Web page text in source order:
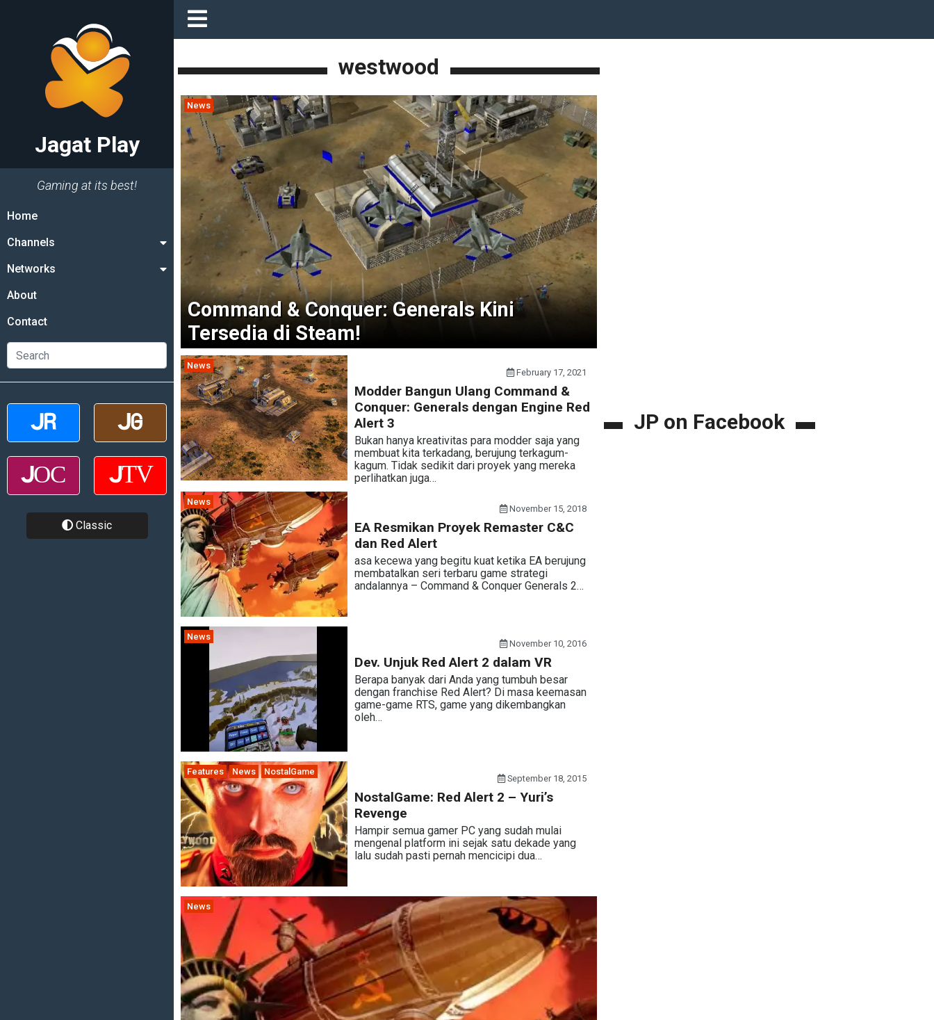
Jagat Play
Gaming at its best!
Home
Channels
Networks
About
Contact
Classic
westwood
News
Command & Conquer: Generals Kini
Tersedia di Steam!
News
February 17, 2021
Modder Bangun Ulang Command &
Conquer: Generals dengan Engine Red
Alert 3
Bukan hanya kreativitas para modder saja yang
membuat kita terkadang, berujung terkagum-
kagum. Tidak sedikit dari proyek yang mereka
perlihatkan juga…
News
November 15, 2018
EA Resmikan Proyek Remaster C&C
dan Red Alert
asa kecewa yang begitu kuat ketika EA berujung
membatalkan seri terbaru game strategi
andalannya – Command & Conquer Generals 2…
News
November 10, 2016
Dev. Unjuk Red Alert 2 dalam VR
Berapa banyak dari Anda yang tumbuh besar
dengan franchise Red Alert? Di masa keemasan
game-game RTS, game yang dikembangkan
oleh…
Features News NostalGame
September 18, 2015
NostalGame: Red Alert 2 – Yuri’s
Revenge
Hampir semua gamer PC yang sudah mulai
mengenal platform ini sejak satu dekade yang
lalu sudah pasti pernah mencicipi dua…
News
JP on Facebook